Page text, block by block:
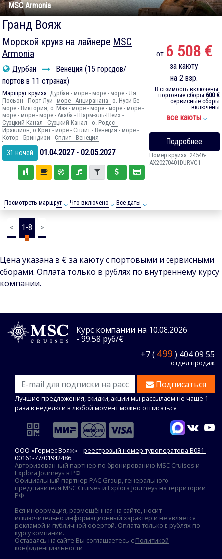
MSC Armonia
Гранд Вояж
Морской круиз на лайнере MSC
Armonia
Дурбан
Венеция (15 городов/
портов в 11 странах)
Маршрут круиза: Дурбан - море - море - море - Ля
Посьон - Порт-Луи - море - Анциранана - о. Нуси-Бе -
море - Виктория, о. Маэ - море - море - море - море -
море - море - море - Акаба - Шарм-эль-Шейх -
Суэцкий Канал - Суэцкий Канал - о. Родос -
Ираклион, о.Крит - море - Сплит - Венеция - море -
Котор - Бриндизи - Сплит - Венеция
31 ночей 01.04.2027 - 02.05.2027
Посмотреть маршрут Что включено Все даты
от 6 508 €
за каюту
на 2 взр.
В стоимость включены:
портовые сборы 600 €
сервисные сборы
включены
все каюты
Подробнее
Номер круиза: 24546-
AX20270401DURVC1
< 1-8 >
Цена указана в € за каюту с портовыми и сервисными
сборами. Оплата только в рублях по внутреннему курсу
компании.
Курс компании на 10.08.2026
- 99.58 руб/€
+7 ( 499 ) 404 09 55
отдел продаж
Подписаться
Лучшие предложения, скидки, акции мы рассылаем не чаще 1
раза в неделю и в любой момент можно отписаться
ООО «Гермес Вояж» –реестровый номер туроператора В031-
00161-77/01942486
Авторизованный партнер по бронированию MSC Cruises и
Explora Journeys в РФ
Официальный партнер PAC Group, генерального
представителя MSC Cruises и Explora Journeys на территории
РФ
Вся информация, размещённая на сайте, носит
исключительно информационный характер и не является
рекламой и публичной офертой. Оплата только в рублях по
курсу компании.
Оставаясь на сайте Вы соглашаетесь с Политикой
конфиденциальности